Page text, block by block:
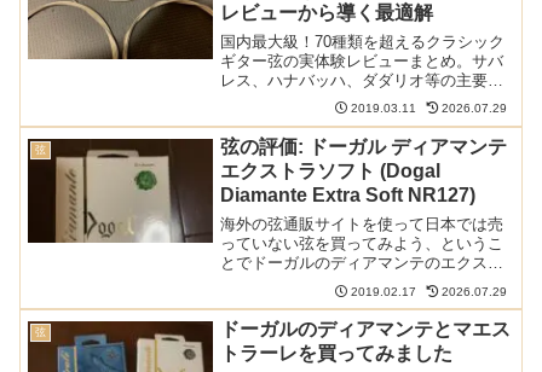
レビューから導く最適解
国内最大級！70種類を超えるクラシック
ギター弦の実体験レビューまとめ。サバ
レス、ハナバッハ、ダダリオ等の主要メ
ーカーから希少なスペイン弦まで網羅。
比較早見表やショートカットリンクで、
気になる弦の評価へすぐ辿り着けます。
弦選びに迷う全てのギタリスト必見の保
存版ガイド。
2019.03.11 2026.07.29
弦
弦の評価: ドーガル ディアマンテ
エクストラソフト (Dogal
Diamante Extra Soft NR127)
海外の弦通販サイトを使って日本では売
っていない弦を買ってみよう、というこ
とでドーガルのディアマンテのエクスト
ラソフトテンションを買ってみました。
おそらく、クラシックギター弦の中でも
もっともテンションが低いものではない
でしょうか。以下の記事で...
2019.02.17 2026.07.29
弦
ドーガルのディアマンテとマエス
トラーレを買ってみました